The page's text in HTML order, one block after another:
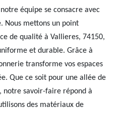
équipe se consacre avec
Nous mettons un point
de qualité à Vallieres, 74150,
et durable. Grâce à
transforme vos espaces
Que ce soit pour une allée de
notre savoir-faire répond à
des matériaux de